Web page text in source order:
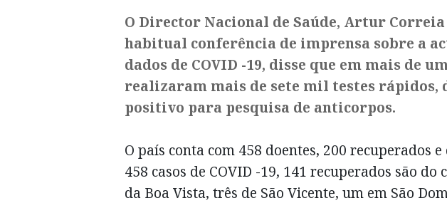
O Director Nacional de Saúde, Artur Correia
habitual conferência de imprensa sobre a
dados de COVID -19, disse que em mais de
realizaram mais de sete mil testes rápidos,
positivo para pesquisa de anticorpos.
O país conta com 458 doentes, 200 recuperados
458 casos de COVID -19, 141 recuperados são do
da Boa Vista, três de São Vicente, um em São